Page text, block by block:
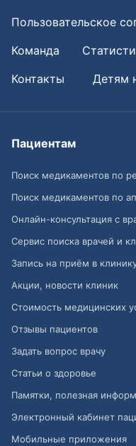
Пользовательское
Команда
Контакты
Детям
Пациентам
Поиск медикаментов по
Поиск медикаментов по
Онлайн-консультация с
Сервис поиска врачей и
Запись на приём в
Акции, новости клиник
Стоимость медицинских
Отзывы пациентов
Задать вопрос врачу
Статьи о здоровье
Памятки, полезная
Электронный кабинет
Мобильные приложения